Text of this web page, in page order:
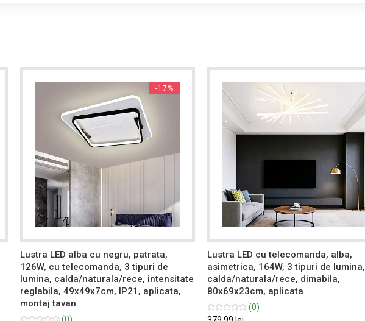
-17%
Lustra LED alba cu negru, patrata,
126W, cu telecomanda, 3 tipuri de
lumina, calda/naturala/rece, intensitate
reglabila, 49x49x7cm, IP21, aplicata,
montaj tavan
(0)
Lustra LED cu telecomanda, alba,
asimetrica, 164W, 3 tipuri de lumina,
calda/naturala/rece, dimabila,
80x69x23cm, aplicata
(0)